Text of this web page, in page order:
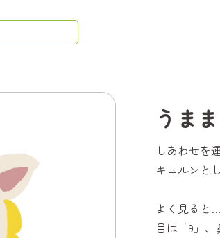
うま
しあわせを
キュルンと
よく見ると…
目は「9」